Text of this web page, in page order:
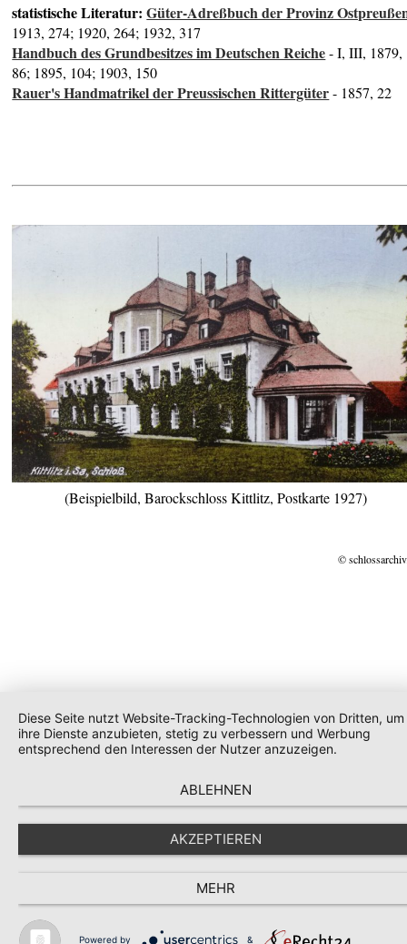
statistische Literatur:Güter-Adreßbuch der Provinz
1913, 274; 1920, 264; 1932, 317
Handbuch des Grundbesitzes im Deutschen Reiche- I, III, 1879,
86; 1895, 104; 1903, 150
Rauer's Handmatrikel der Preussischen Rittergüter- 1857, 22
(Beispielbild, Barockschloss Kittlitz, Postkarte 1927)
©
Diese Seite nutzt Website-Tracking-Technologien von Dritten, um
ihre Dienste anzubieten, stetig zu verbessern und Werbung
entsprechend den Interessen der Nutzer anzuzeigen.
ABLEHNEN
AKZEPTIEREN
MEHR
Powered by &